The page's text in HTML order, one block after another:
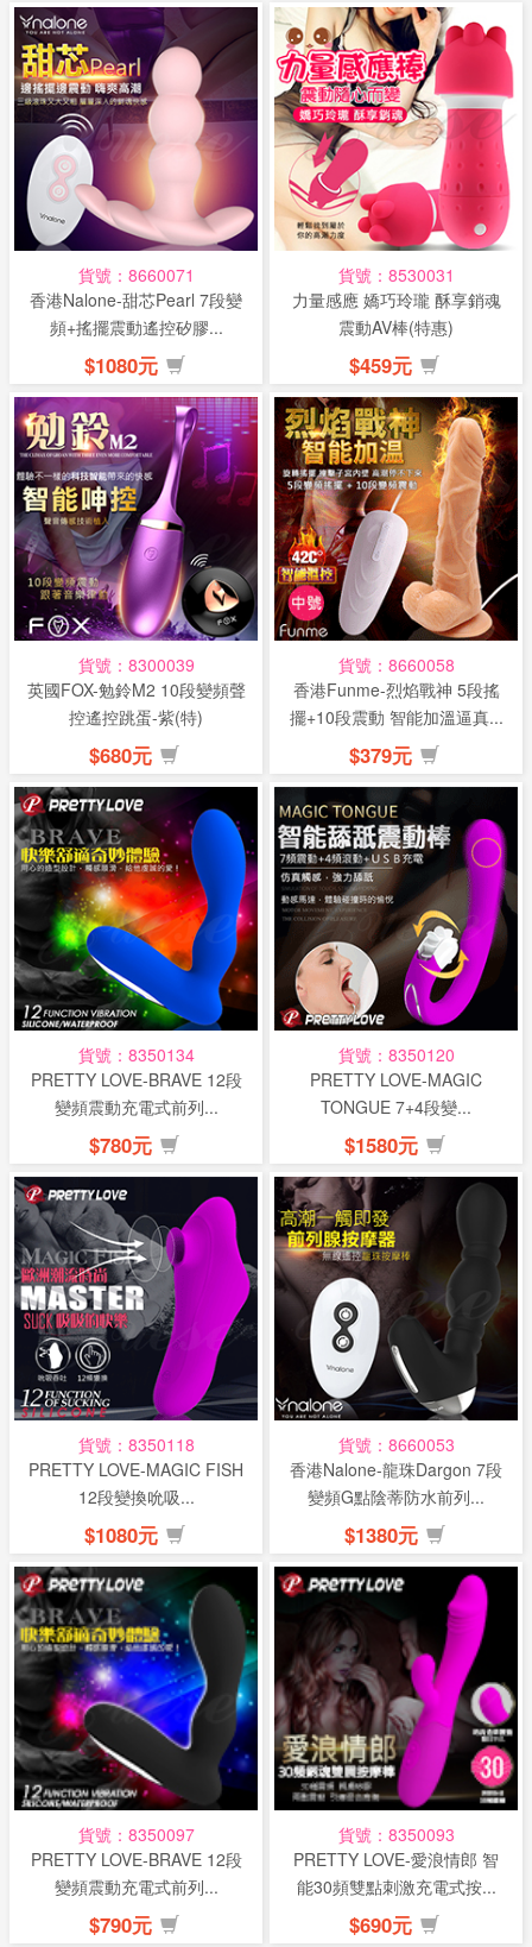
貨號：8660071
香港Nalone-甜芯Pearl 7段變
頻+搖擺震動遙控矽膠...
$1080元
貨號：8530031
力量感應 嬌巧玲瓏 酥享銷魂
震動AV棒(特惠)
$459元
貨號：8300039
英國FOX-勉鈴M2 10段變頻聲
控遙控跳蛋-紫(特)
$680元
貨號：8660058
香港Funme-烈焰戰神 5段搖
擺+10段震動 智能加溫逼真...
$379元
貨號：8350134
PRETTY LOVE-BRAVE 12段
變頻震動充電式前列...
$780元
貨號：8350120
PRETTY LOVE-MAGIC
TONGUE 7+4段變...
$1580元
貨號：8350118
PRETTY LOVE-MAGIC FISH
12段變換吮吸...
$1080元
貨號：8660053
香港Nalone-龍珠Dargon 7段
變頻G點陰蒂防水前列...
$1380元
貨號：8350097
PRETTY LOVE-BRAVE 12段
變頻震動充電式前列...
$790元
貨號：8350093
PRETTY LOVE-愛浪情郎 智
能30頻雙點刺激充電式按...
$690元